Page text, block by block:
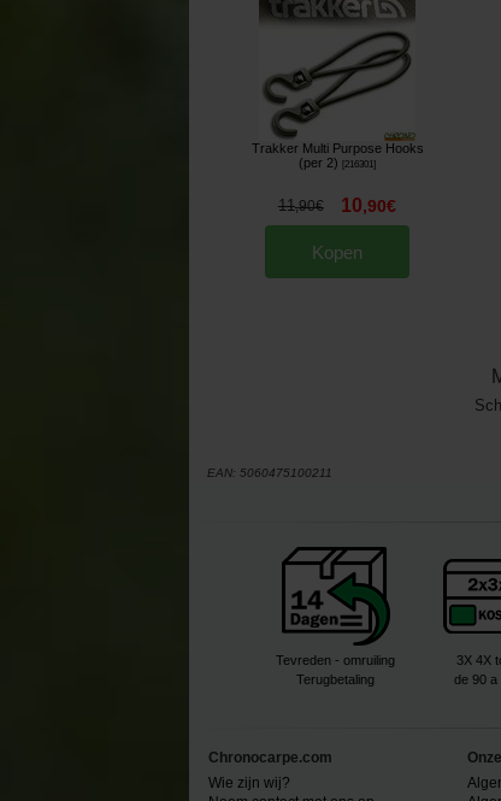
Trakker Multi Purpose Hooks
(per 2)
[216301]
11,90€ 10,90€
Kopen
EAN: 5060475100211
Tevreden - omruiling
Terugbetaling
3X 4X
de 90 a
Chronocarpe.com
Wie zijn wij?